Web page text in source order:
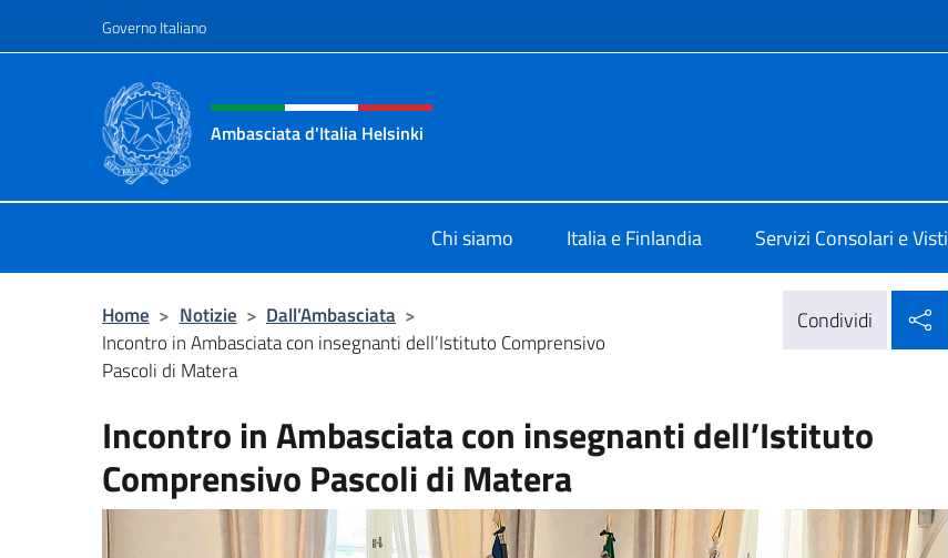
Governo Italiano
Intestazione sito, social e menù
Ambasciata d'Italia Helsinki
Chi siamo Italia e Finlandia Servizi Consolari e Visti
Home > Notizie > Dall’Ambasciata >
Incontro in Ambasciata con insegnanti dell’Istituto Comprensivo
Pascoli di Matera
Condividi
Incontro in Ambasciata con insegnanti dell’Istituto
Comprensivo Pascoli di Matera